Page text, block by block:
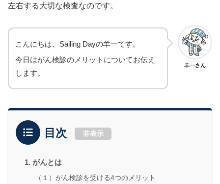
左右する大切な検査なのです。
羊一さん
こんにちは、Sailing Dayの羊一です。
今日はがん検診のメリットについてお伝え
します。
目次 非表示
1. がんとは
（１）がん検診を受ける4つのメリット